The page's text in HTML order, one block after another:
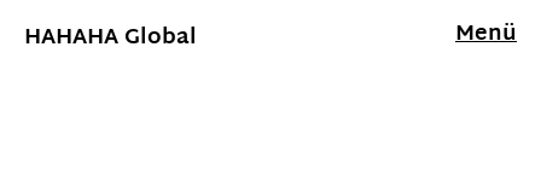
HAHAHA Global Menü